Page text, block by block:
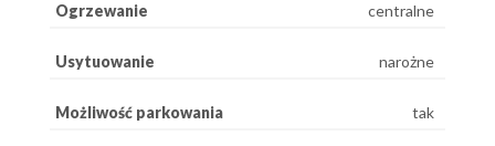
Ogrzewanie centralne
Usytuowanie narożne
Możliwość parkowania tak